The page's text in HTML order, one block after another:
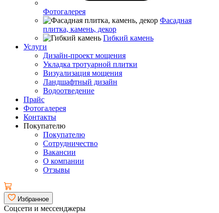
Фотогалерея
Фасадная
плитка, камень, декор
Гибкий камень
Услуги
Дизайн-проект мощения
Укладка тротуарной плитки
Визуализация мощения
Ландшафтный дизайн
Водоотведение
Прайс
Фотогалерея
Контакты
Покупателю
Покупателю
Сотрудничество
Вакансии
О компании
Отзывы
Избранное
Соцсети и мессенджеры